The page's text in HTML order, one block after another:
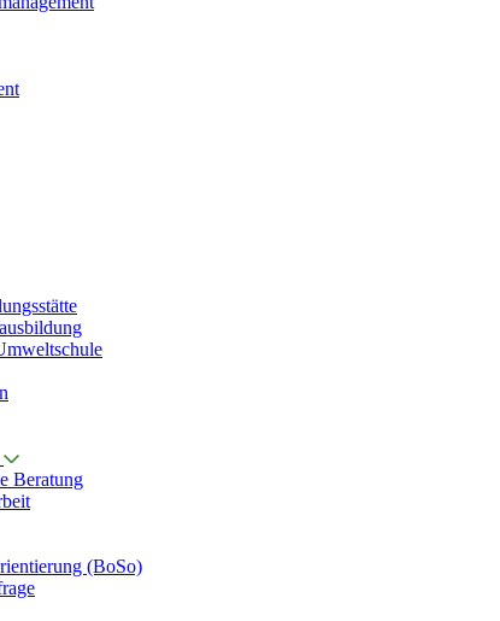
Beratung
(BoSo)